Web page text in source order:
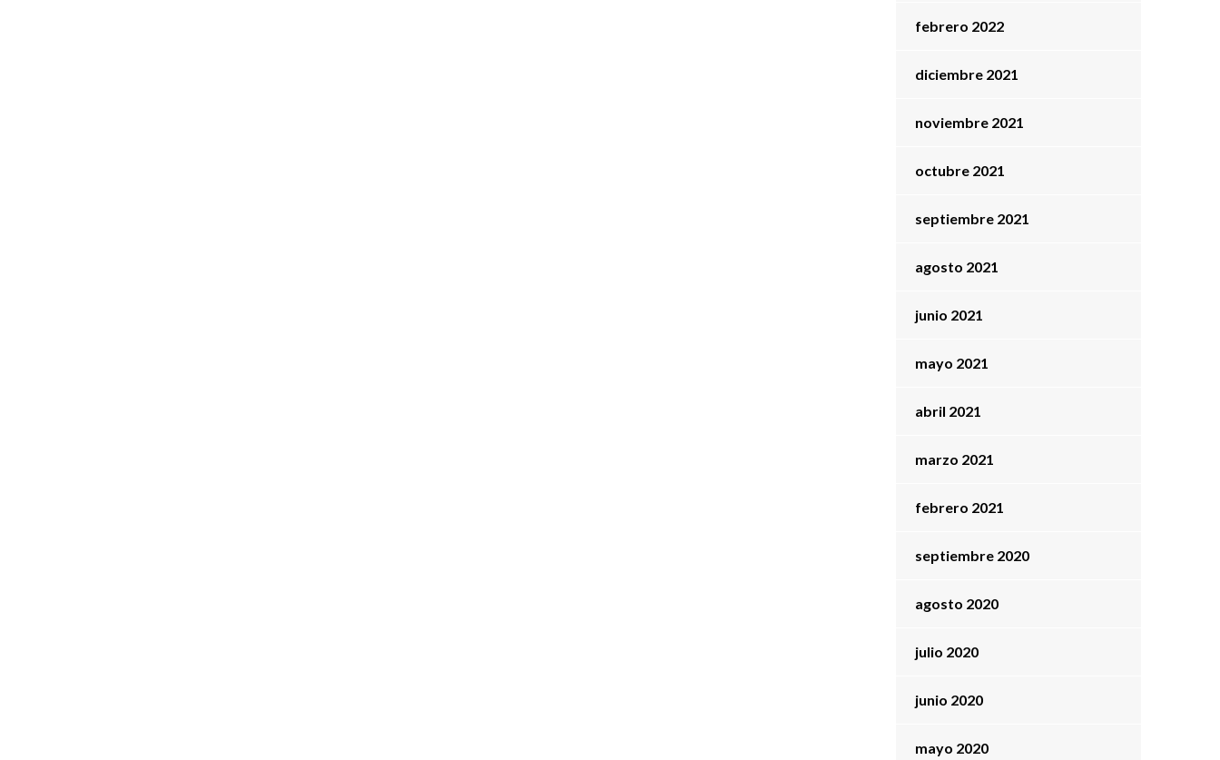
febrero 2022
diciembre 2021
noviembre 2021
octubre 2021
septiembre 2021
agosto 2021
junio 2021
mayo 2021
abril 2021
marzo 2021
febrero 2021
septiembre 2020
agosto 2020
julio 2020
junio 2020
mayo 2020